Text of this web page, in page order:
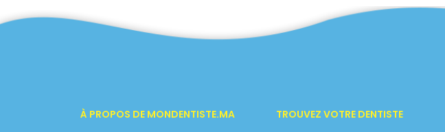
À PROPOS DE MONDENTISTE.MA TROUVEZ VOTRE DENTISTE